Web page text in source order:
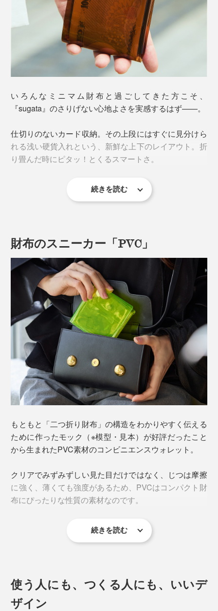
いろんなミニマム財布と過ごしてきた方こそ、
『sugata』のさりげない心地よさを実感するはず——。
仕切りのないカード収納。その上段にはすぐに見分けら
れる浅い硬貨入れという、新鮮な上下のレイアウト。折
り畳んだ時にピタッ！とくるスマートさ。
一見シンプルなのに、“財布の間取り”の理想がそこに詰
キャッシュレス化が進み、カードと現金の出し入れバラ
ンスが変わりつつある今、このカタチが心地いい！
まずは、カード収納。スマホアプリやクレジット決済が
メインでも、ポイントカードや会員証などで増えてしま
うカード類。
『sugata』のコンビニエンスウォレットには、仕切りを
取り払ったカード収納部屋がふたつあり、合わせて6枚
続きを読む
財布のスニーカー「PVC」
もともと「二つ折り財布」の構造をわかりやすく伝える
ために作ったモック（※模型・見本）が好評だったこと
から生まれたPVC素材のコンビニエンスウォレット。
クリアでみずみずしい見た目だけではなく、じつは摩擦
に強く、薄くても強度があるため、PVCはコンパクト財
布にぴったりな性質の素材なのです。
革は0.7mmより薄くすると破れやすくなってしまいます
続きを読む
使う人にも、つくる人にも、いいデ
ザイン